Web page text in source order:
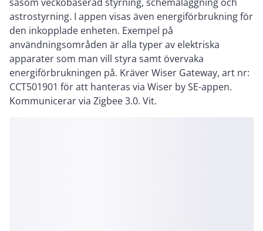
astrostyrning. I appen visas även energiförbrukning för
den inkopplade enheten. Exempel på
användningsområden är alla typer av elektriska
apparater som man vill styra samt övervaka
energiförbrukningen på. Kräver Wiser Gateway, art nr:
CCT501901 för att hanteras via Wiser by SE-appen.
Kommunicerar via Zigbee 3.0. Vit.